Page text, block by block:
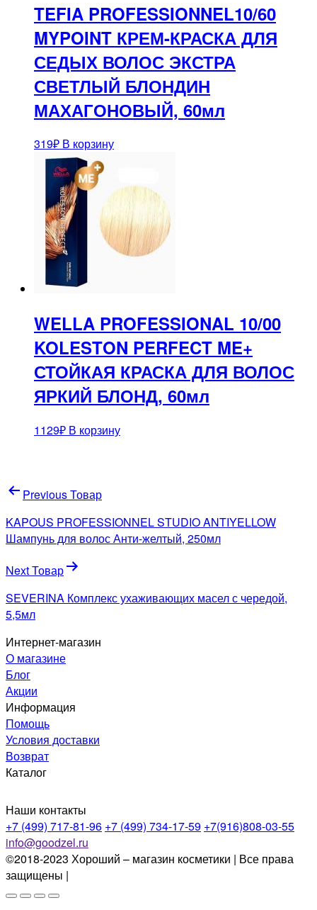
TEFIA PROFESSIONNEL10/60
MYPOINT КРЕМ-КРАСКА ДЛЯ
СЕДЫХ ВОЛОС ЭКСТРА
СВЕТЛЫЙ БЛОНДИН
МАХАГОНОВЫЙ, 60мл
319₽ В корзину
WELLA PROFESSIONAL 10/00
KOLESTON PERFECT ME+
СТОЙКАЯ КРАСКА ДЛЯ ВОЛОС
ЯРКИЙ БЛОНД, 60мл
1129₽ В корзину
Навигация
по
записям
Previous Товар
KAPOUS PROFESSIONNEL STUDIO ANTIYELLOW
Шампунь для волос Анти-желтый, 250мл
Next Товар
SEVERINA Комплекс ухаживающих масел с чередой,
5,5мл
Интернет-магазин
О магазине
Блог
Акции
Информация
Помощь
Условия доставки
Возврат
Каталог
Наши контакты
+7 (499) 717-81-96 +7 (499) 734-17-59 +7(916)808-03-55
info@goodzel.ru
©2018-2023 Хороший – магазин косметики | Все права
защищены |